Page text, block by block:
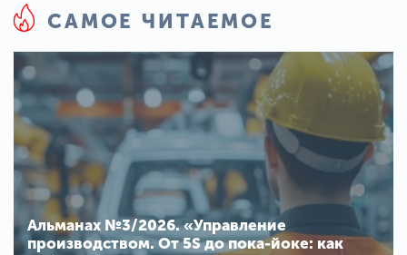
САМОЕ ЧИТАЕМОЕ
Альманах №3/2026. «Управление
производством. От 5S до пока-йоке: как